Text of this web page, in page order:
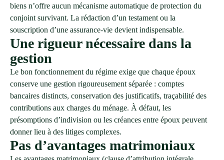
biens n’offre aucun mécanisme automatique de protection du
conjoint survivant. La rédaction d’un testament ou la
souscription d’une assurance-vie devient indispensable.
Une rigueur nécessaire dans la
gestion
Le bon fonctionnement du régime exige que chaque époux
conserve une gestion rigoureusement séparée : comptes
bancaires distincts, conservation des justificatifs, traçabilité des
contributions aux charges du ménage. À défaut, les
présomptions d’indivision ou les créances entre époux peuvent
donner lieu à des litiges complexes.
Pas d’avantages matrimoniaux